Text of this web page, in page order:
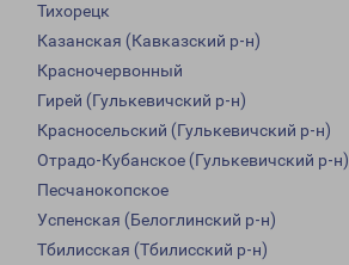
Тихорецк
Казанская (Кавказский р-н)
Красночервонный
Гирей (Гулькевичский р-н)
Красносельский (Гулькевичский р-н)
Отрадо-Кубанское (Гулькевичский р-н)
Песчанокопское
Успенская (Белоглинский р-н)
Тбилисская (Тбилисский р-н)